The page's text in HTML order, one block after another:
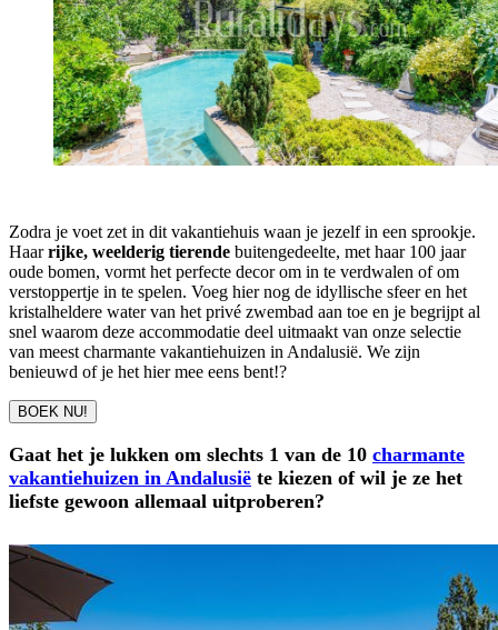
Zodra je voet zet in dit vakantiehuis waan je jezelf in een sprookje.
Haarrijke, weelderig tierende buitengedeelte, met haar 100 jaar
oude bomen, vormt het perfecte decor om in te verdwalen of om
verstoppertje in te spelen. Voeg hier nog de idyllische sfeer en het
kristalheldere water van het privé zwembad aan toe en je begrijpt al
snel waarom deze accommodatie deel uitmaakt van onze selectie
van meest charmante vakantiehuizen in Andalusië. We zijn
benieuwd of je het hier mee eens bent!?
BOEK NU!
Gaat het je lukken om slechts 1 van de 10 charmante
vakantiehuizen in Andalusië te kiezen of wil je ze het
liefste gewoon allemaal uitproberen?